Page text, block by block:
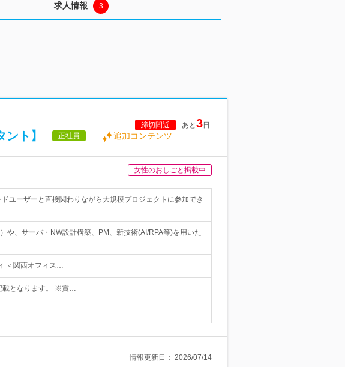
求人情報 3
ト】 正社員 追加コンテンツ
締切間近 あと 3日
女性のおしごと掲載中
ユーザーと直接関わりながら大規模プロジェクトに参加でき
や、サーバ・NW設計構築、PM、新技術(AI/RPA等)を用いた
＜関西オフィス…
載となります。 ※賞…
情報更新日： 2026/07/14